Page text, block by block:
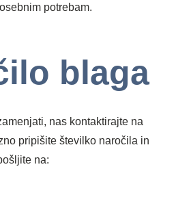
potrebam.
blaga
nas kontaktirajte na
pripišite številko naročila in
na: